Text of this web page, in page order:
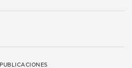
PUBLICACIONES